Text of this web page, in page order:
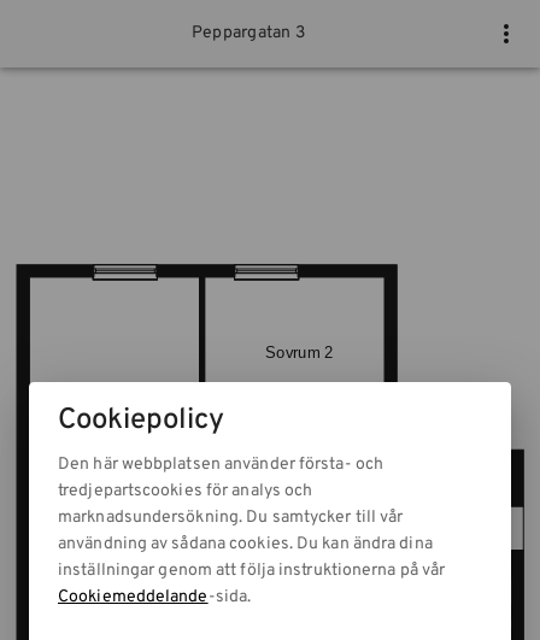
Peppargatan 3
Cookiepolicy
Den här webbplatsen använder första- och
tredjepartscookies för analys och
marknadsundersökning. Du samtycker till vår
användning av sådana cookies. Du kan ändra dina
inställningar genom att följa instruktionerna på vår
Cookiemeddelande-sida.